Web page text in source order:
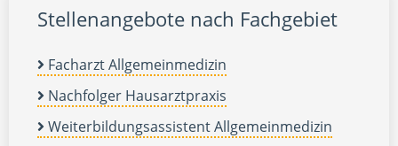
Stellenangebote nach Fachgebiet
Facharzt Allgemeinmedizin
Nachfolger Hausarztpraxis
Weiterbildungsassistent Allgemeinmedizin